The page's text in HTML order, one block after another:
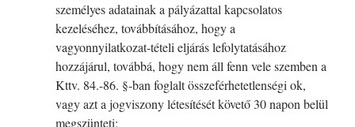
személyes adatainak a pályázattal kapcsolatos
kezeléséhez, továbbításához, hogy a
vagyonnyilatkozat-tételi eljárás lefolytatásához
hozzájárul, továbbá, hogy nem áll fenn vele szemben a
Kttv. 84.-86. §-ban foglalt összeférhetetlenségi ok,
vagy azt a jogviszony létesítését követő 30 napon belül
megszünteti;